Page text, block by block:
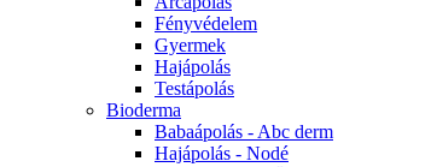
Fényvédelem
Gyermek
Hajápolás
Testápolás
Bioderma
Babaápolás - Abc derm
Hajápolás - Nodé